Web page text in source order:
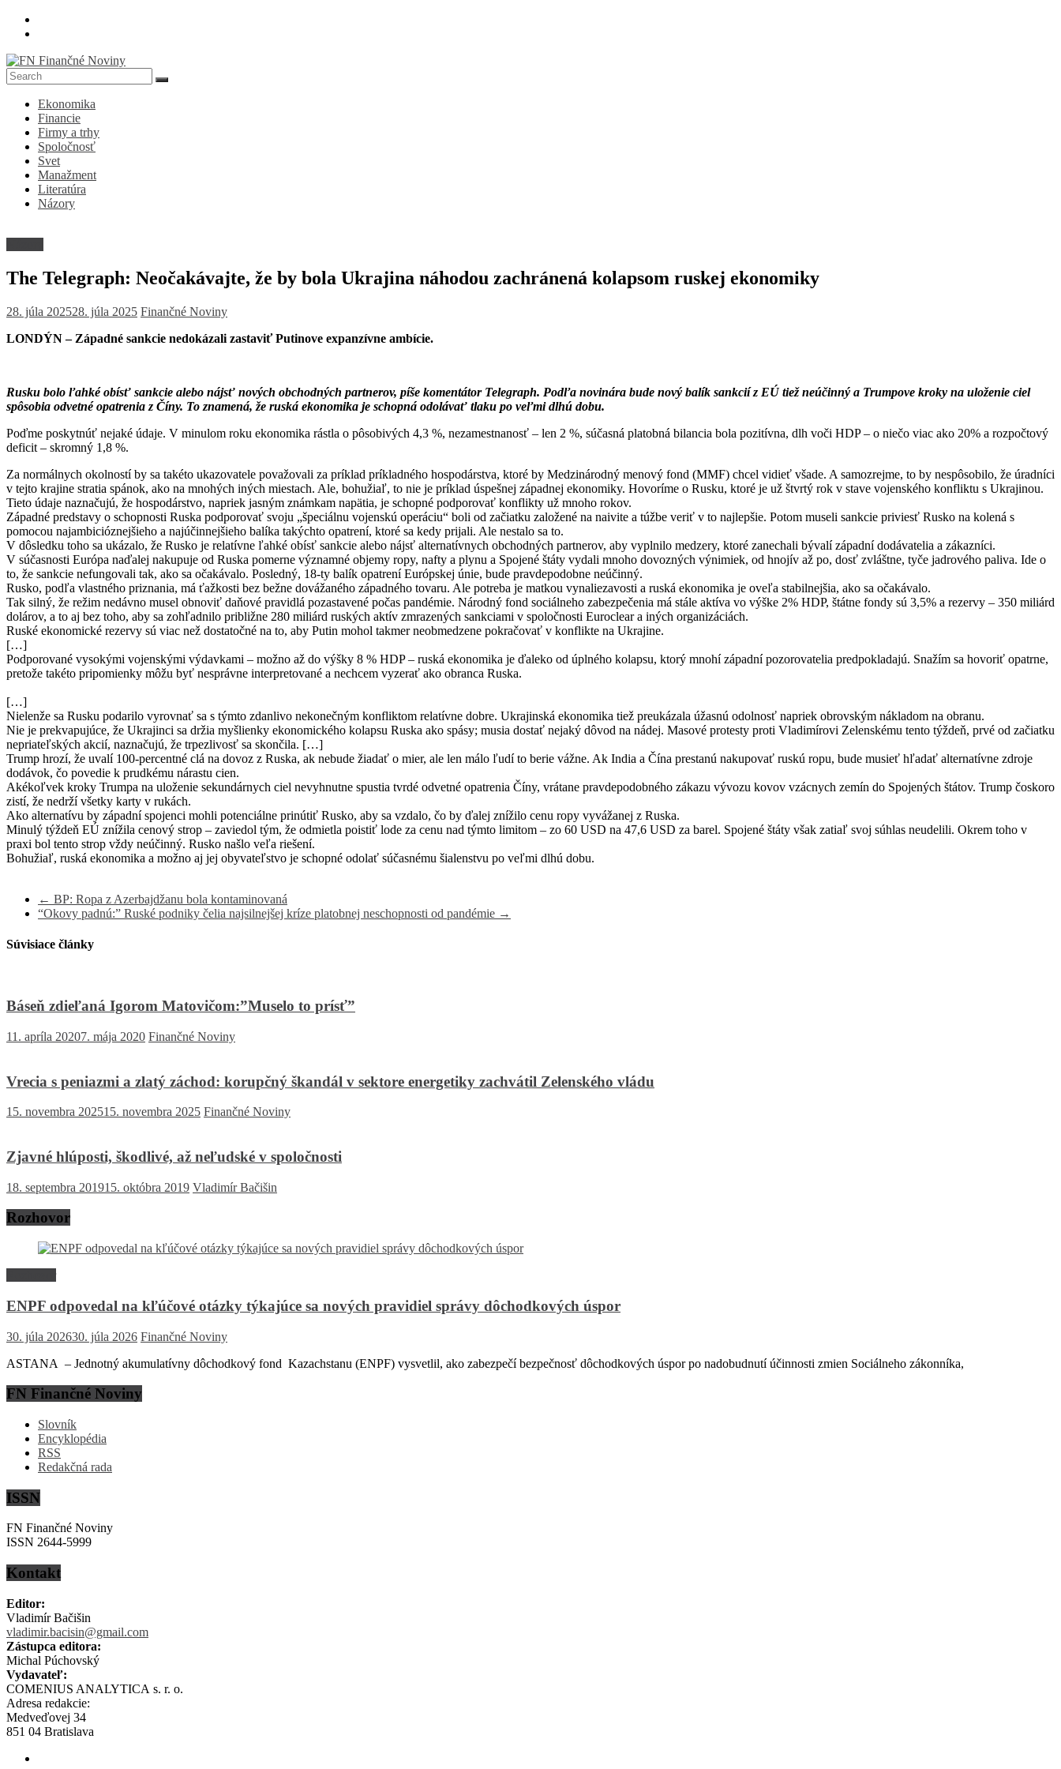
Skip
FN
Finančné
Noviny
Denník
ekonomike
spoločnosti
Ekonomika
Financie
Firmy a trhy
Spoločnosť
Svet
Manažment
Literatúra
Názory
The Telegraph: Neočakávajte, že by bola Ukrajina náhodou zachránená kolapsom ruskej ekonomiky
28. júla 202528. júla 2025 Finančné Noviny
LONDÝN – Západné sankcie nedokázali zastaviť Putinove expanzívne ambície.
Rusku bolo ľahké obísť sankcie alebo nájsť nových obchodných partnerov, píše komentátor Telegraph. Podľa novinára bude nový balík sankcií z EÚ tiež neúčinný a Trumpove kroky na uloženie ciel
spôsobia odvetné opatrenia z Číny. To znamená, že ruská ekonomika je schopná odolávať tlaku po veľmi dlhú dobu.
Poďme poskytnúť nejaké údaje. V minulom roku ekonomika rástla o pôsobivých 4,3 %, nezamestnanosť – len 2 %, súčasná platobná bilancia bola pozitívna, dlh voči HDP – o niečo viac ako 20% a rozpočtový
deficit – skromný 1,8 %.
Za normálnych okolností by sa takéto ukazovatele považovali za príklad príkladného hospodárstva, ktoré by Medzinárodný menový fond (MMF) chcel vidieť všade. A samozrejme, to by nespôsobilo, že úradníci
v tejto krajine stratia spánok, ako na mnohých iných miestach. Ale, bohužiaľ, to nie je príklad úspešnej západnej ekonomiky. Hovoríme o Rusku, ktoré je už štvrtý rok v stave vojenského konfliktu s Ukrajinou.
Tieto údaje naznačujú, že hospodárstvo, napriek jasným známkam napätia, je schopné podporovať konflikty už mnoho rokov.
Západné predstavy o schopnosti Ruska podporovať svoju „špeciálnu vojenskú operáciu“ boli od začiatku založené na naivite a túžbe veriť v to najlepšie. Potom museli sankcie priviesť Rusko na kolená s
pomocou najambicióznejšieho a najúčinnejšieho balíka takýchto opatrení, ktoré sa kedy prijali. Ale nestalo sa to.
V dôsledku toho sa ukázalo, že Rusko je relatívne ľahké obísť sankcie alebo nájsť alternatívnych obchodných partnerov, aby vyplnilo medzery, ktoré zanechali bývalí západní dodávatelia a zákazníci.
V súčasnosti Európa naďalej nakupuje od Ruska pomerne významné objemy ropy, nafty a plynu a Spojené štáty vydali mnoho dovozných výnimiek, od hnojív až po, dosť zvláštne, tyče jadrového paliva. Ide o
to, že sankcie nefungovali tak, ako sa očakávalo. Posledný, 18-ty balík opatrení Európskej únie, bude pravdepodobne neúčinný.
Rusko, podľa vlastného priznania, má ťažkosti bez bežne dovážaného západného tovaru. Ale potreba je matkou vynaliezavosti a ruská ekonomika je oveľa stabilnejšia, ako sa očakávalo.
Tak silný, že režim nedávno musel obnoviť daňové pravidlá pozastavené počas pandémie. Národný fond sociálneho zabezpečenia má stále aktíva vo výške 2% HDP, štátne fondy sú 3,5% a rezervy – 350 miliárd
dolárov, a to aj bez toho, aby sa zohľadnilo približne 280 miliárd ruských aktív zmrazených sankciami v spoločnosti Euroclear a iných organizáciách.
Ruské ekonomické rezervy sú viac než dostatočné na to, aby Putin mohol takmer neobmedzene pokračovať v konflikte na Ukrajine.
[…]
Podporované vysokými vojenskými výdavkami – možno až do výšky 8 % HDP – ruská ekonomika je ďaleko od úplného kolapsu, ktorý mnohí západní pozorovatelia predpokladajú. Snažím sa hovoriť opatrne,
pretože takéto pripomienky môžu byť nesprávne interpretované a nechcem vyzerať ako obranca Ruska.
[…]
Nielenže sa Rusku podarilo vyrovnať sa s týmto zdanlivo nekonečným konfliktom relatívne dobre. Ukrajinská ekonomika tiež preukázala úžasnú odolnosť napriek obrovským nákladom na obranu.
Nie je prekvapujúce, že Ukrajinci sa držia myšlienky ekonomického kolapsu Ruska ako spásy; musia dostať nejaký dôvod na nádej. Masové protesty proti Vladimírovi Zelenskému tento týždeň, prvé od začiatku
nepriateľských akcií, naznačujú, že trpezlivosť sa skončila. […]
Trump hrozí, že uvalí 100-percentné clá na dovoz z Ruska, ak nebude žiadať o mier, ale len málo ľudí to berie vážne. Ak India a Čína prestanú nakupovať ruskú ropu, bude musieť hľadať alternatívne zdroje
dodávok, čo povedie k prudkému nárastu cien.
Akékoľvek kroky Trumpa na uloženie sekundárnych ciel nevyhnutne spustia tvrdé odvetné opatrenia Číny, vrátane pravdepodobného zákazu vývozu kovov vzácnych zemín do Spojených štátov. Trump čoskoro
zistí, že nedrží všetky karty v rukách.
Ako alternatívu by západní spojenci mohli potenciálne prinútiť Rusko, aby sa vzdalo, čo by ďalej znížilo cenu ropy vyvážanej z Ruska.
Minulý týždeň EÚ znížila cenový strop – zaviedol tým, že odmietla poistiť lode za cenu nad týmto limitom – zo 60 USD na 47,6 USD za barel. Spojené štáty však zatiaľ svoj súhlas neudelili. Okrem toho v
praxi bol tento strop vždy neúčinný. Rusko našlo veľa riešení.
Bohužiaľ, ruská ekonomika a možno aj jej obyvateľstvo je schopné odolať súčasnému šialenstvu po veľmi dlhú dobu.
← BP: Ropa z Azerbajdžanu bola kontaminovaná
“Okovy padnú:” Ruské podniky čelia najsilnejšej kríze platobnej neschopnosti od pandémie →
Súvisiace články
Báseň zdieľaná Igorom Matovičom:”Muselo to prísť”
11. apríla 20207. mája 2020 Finančné Noviny
Vrecia s peniazmi a zlatý záchod: korupčný škandál v sektore energetiky zachvátil Zelenského vládu
15. novembra 202515. novembra 2025 Finančné Noviny
Zjavné hlúposti, škodlivé, až neľudské v spoločnosti
18. septembra 201915. októbra 2019 Vladimír Bačišin
Rozhovor
ENPF odpovedal na kľúčové otázky týkajúce sa nových pravidiel správy dôchodkových úspor
30. júla 202630. júla 2026 Finančné Noviny
ASTANA – Jednotný akumulatívny dôchodkový fond Kazachstanu (ENPF) vysvetlil, ako zabezpečí bezpečnosť dôchodkových úspor po nadobudnutí účinnosti zmien Sociálneho zákonníka,
FN Finančné Noviny
Slovník
Encyklopédia
RSS
Redakčná rada
ISSN
FN Finančné Noviny
ISSN 2644-5999
Kontakt
Editor:
Vladimír Bačišin
vladimir.bacisin@gmail.com
Zástupca editora:
Michal Púchovský
Vydavateľ:
COMENIUS ANALYTICA s. r. o.
Adresa redakcie:
Medveďovej 34
851 04 Bratislava